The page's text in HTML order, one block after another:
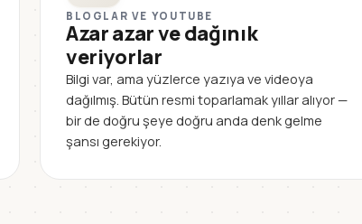
BLOGLAR VE YOUTUBE
Azar azar ve dağınık
veriyorlar
Bilgi var, ama yüzlerce yazıya ve videoya
dağılmış. Bütün resmi toparlamak yıllar alıyor —
bir de doğru şeye doğru anda denk gelme
şansı gerekiyor.